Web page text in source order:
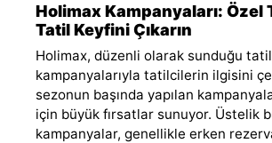
Holimax Kampanyaları: Özel
Tatil Keyfini Çıkarın
Holimax, düzenli olarak sunduğu tatil
kampanyalarıyla tatilcilerin ilgisini
sezonun başında yapılan
için büyük fırsatlar sunuyor. Üstelik
kampanyalar, genellikle erken